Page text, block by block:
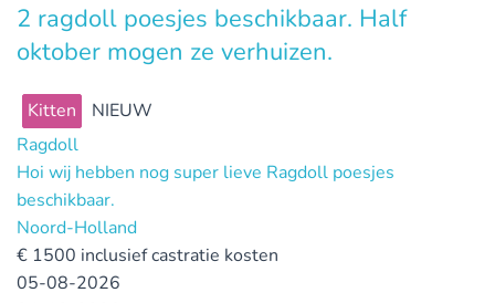
2 ragdoll poesjes beschikbaar. Half
oktober mogen ze verhuizen.
Kitten
NIEUW
Ragdoll
Hoi wij hebben nog super lieve Ragdoll poesjes
beschikbaar.
Noord-Holland
€ 1500 inclusief castratie kosten
05-08-2026